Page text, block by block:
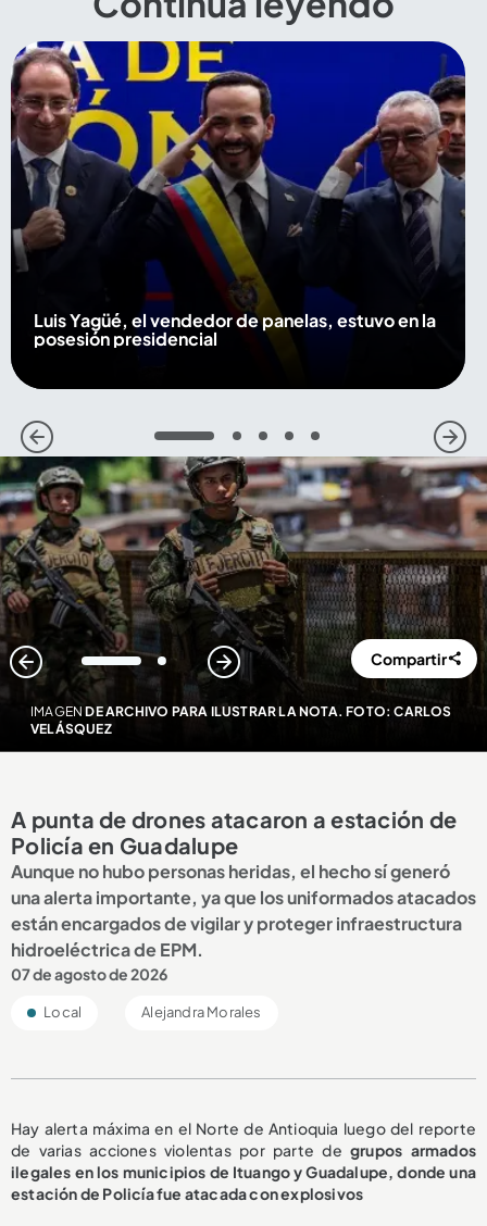
Luis Yagüé, el vendedor de panelas, estuvo en la
posesión presidencial
1 2 3 4 5
IMAGEN DE ARCHIVO PARA ILUSTRAR LA NOTA. FOTO: CARLOS
VELÁSQUEZ
1 2 Compartir
A punta de drones atacaron a estación de
Policía en Guadalupe
Aunque no hubo personas heridas, el hecho sí generó
una alerta importante, ya que los uniformados atacados
están encargados de vigilar y proteger infraestructura
hidroeléctrica de EPM.
07 de agosto de 2026
Local Alejandra Morales
Hay alerta máxima en el Norte de Antioquia luego del reporte
de varias acciones violentas por parte degrupos armados
ilegales en los municipios de Ituango y Guadalupe, donde una
estación de Policía fue atacada con explosivos